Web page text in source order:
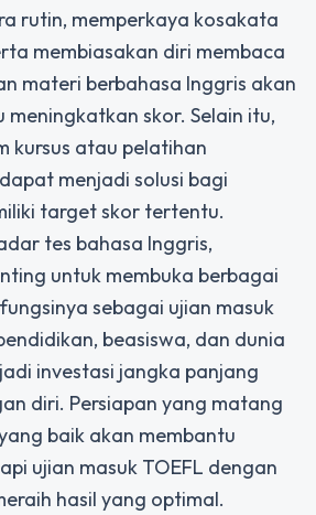
rutin, memperkaya kosakata
membiasakan diri membaca
materi berbahasa Inggris akan
skor. Selain itu,
kursus atau pelatihan
menjadi solusi bagi
target skor tertentu.
tes bahasa Inggris,
untuk membuka berbagai
sebagai ujian masuk
beasiswa, dan dunia
investasi jangka panjang
diri. Persiapan yang matang
baik akan membantu
ujian masuk TOEFL dengan
hasil yang optimal.